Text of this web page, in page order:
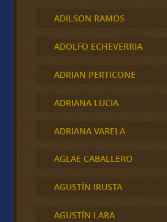
ADILSON RAMOS
ADOLFO ECHEVERRIA
ADRIAN PERTICONE
ADRIANA LUCIA
ADRIANA VARELA
AGLAE CABALLERO
AGUSTÍN IRUSTA
AGUSTÍN LARA